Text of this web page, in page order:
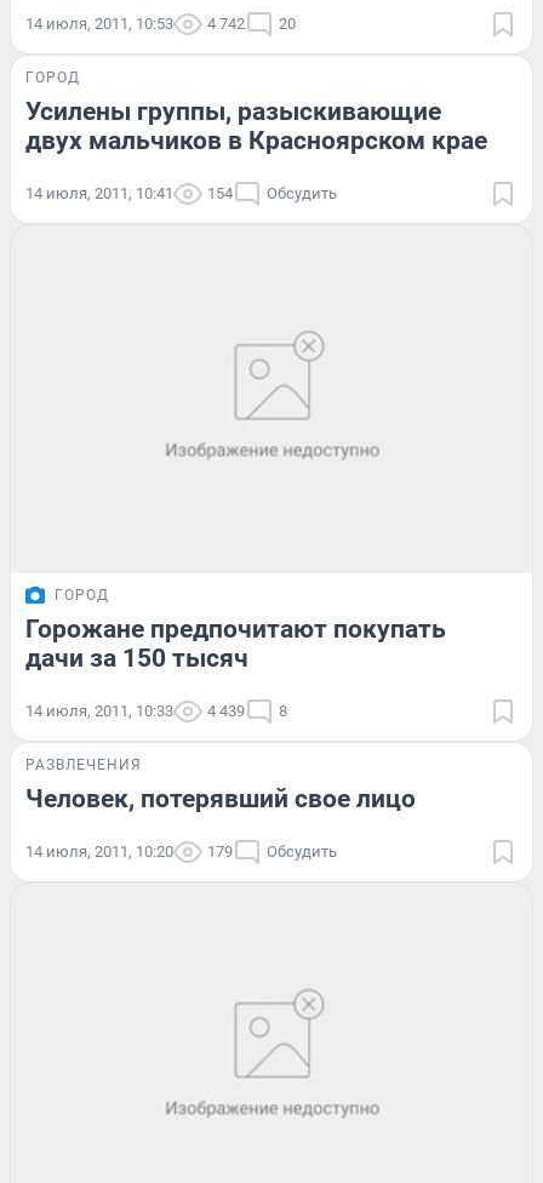
14 июля, 2011, 10:53 4 742 20
ГОРОД
Усилены группы, разыскивающие
двух мальчиков в Красноярском крае
14 июля, 2011, 10:41 154 Обсудить
ГОРОД
Горожане предпочитают покупать
дачи за 150 тысяч
14 июля, 2011, 10:33 4 439 8
РАЗВЛЕЧЕНИЯ
Человек, потерявший свое лицо
14 июля, 2011, 10:20 179 Обсудить